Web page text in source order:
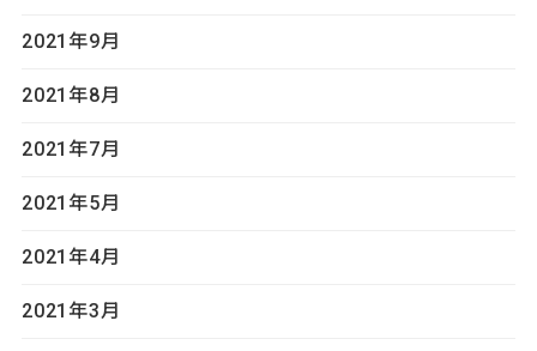
2021年9月
2021年8月
2021年7月
2021年5月
2021年4月
2021年3月